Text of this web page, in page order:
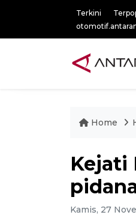
Terkini
Home
Kejati
Kamis, 27